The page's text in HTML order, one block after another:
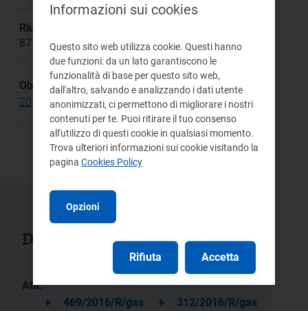
Riunione:
877
Obiettivo Strategico:
2015-2018
Documenti collegati
Atti:
469/2016/R/gas
312/2016/R/gas
Informazioni sui cookies
Questo sito web utilizza cookie. Questi hanno
due funzioni: da un lato garantiscono le
funzionalità di base per questo sito web,
dall'altro, salvando e analizzando i dati utente
anonimizzati, ci permettono di migliorare i nostri
contenuti per te. Puoi ritirare il tuo consenso
all'utilizzo di questi cookie in qualsiasi momento.
Trova ulteriori informazioni sui cookie visitando la
pagina Cookies Policy
Opzioni
Rifiuta Accetta